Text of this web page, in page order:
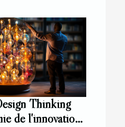
Thinking
de l'innovation